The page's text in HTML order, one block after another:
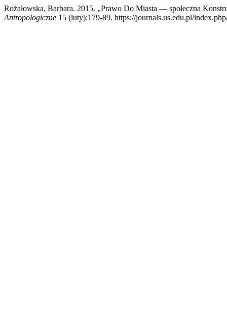
Rożałowska, Barbara. 2015. „Prawo Do Miasta — społeczna
Antropologiczne 15 (luty):179-89. https://journals.us.edu.pl/